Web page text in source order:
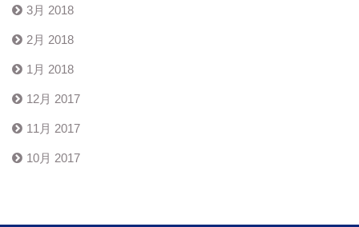
3月 2018
2月 2018
1月 2018
12月 2017
11月 2017
10月 2017